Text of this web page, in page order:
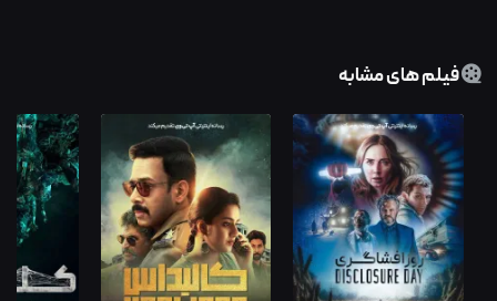
فیلم های مشابه